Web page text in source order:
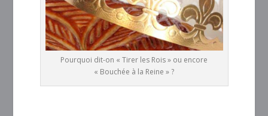
Pourquoi dit-on « Tirer les Rois » ou encore
« Bouchée à la Reine » ?